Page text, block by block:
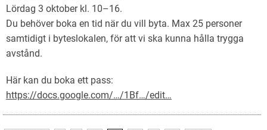
Lördag 3 oktober kl. 10–16.
Du behöver boka en tid när du vill byta. Max 25 personer
samtidigt i byteslokalen, för att vi ska kunna hålla trygga
avstånd.
Här kan du boka ett pass:
https://docs.google.com/…/1Bf…/edit…